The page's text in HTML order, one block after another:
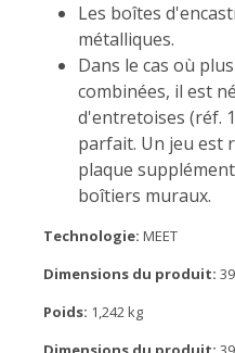
Les boîtes
métalliques.
Dans le cas où
combinées, il est
d'entretoises (réf.
parfait. Un jeu est
plaque
boîtiers muraux.
Technologie: MEET
Dimensions du produit:
Poids: 1,242 kg